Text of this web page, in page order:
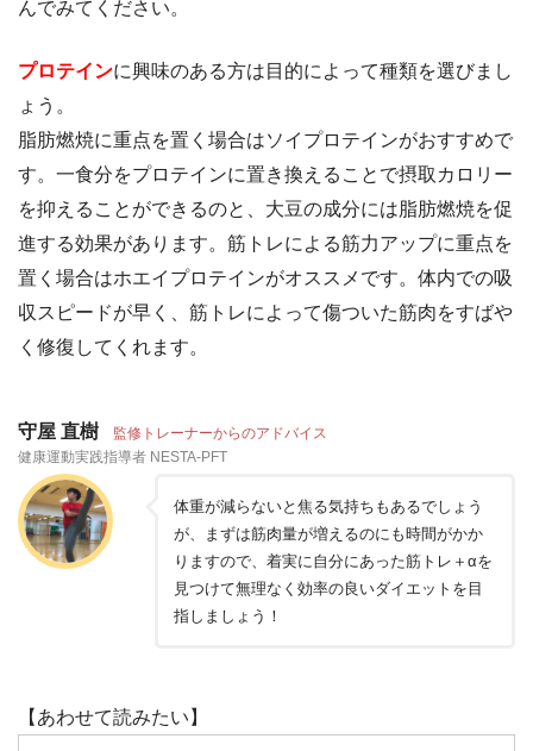
んでみてください。
プロテインに興味のある方は目的によって種類を選びまし
ょう。
脂肪燃焼に重点を置く場合はソイプロテインがおすすめで
す。一食分をプロテインに置き換えることで摂取カロリー
を抑えることができるのと、大豆の成分には脂肪燃焼を促
進する効果があります。筋トレによる筋力アップに重点を
置く場合はホエイプロテインがオススメです。体内での吸
収スピードが早く、筋トレによって傷ついた筋肉をすばや
く修復してくれます。
守屋 直樹 監修トレーナーからのアドバイス
健康運動実践指導者 NESTA-PFT
体重が減らないと焦る気持ちもあるでしょう
が、まずは筋肉量が増えるのにも時間がかか
りますので、着実に自分にあった筋トレ＋αを
見つけて無理なく効率の良いダイエットを目
指しましょう！
【あわせて読みたい】